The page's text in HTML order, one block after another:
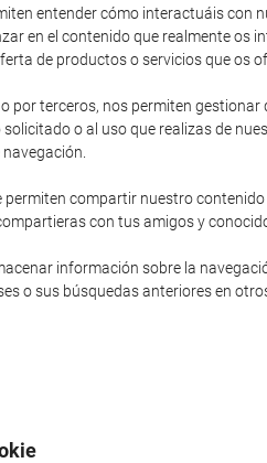
entender cómo interactuáis con
en el contenido que realmente os
de productos o servicios que os
por terceros, nos permiten
o al uso que realizas de
compartir nuestro
con tus amigos y
información sobre la
o sus búsquedas anteriores en